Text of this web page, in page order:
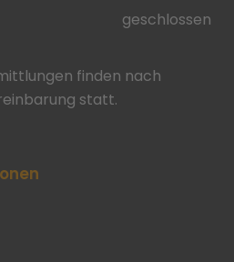
geschlossen
finden nach
statt.